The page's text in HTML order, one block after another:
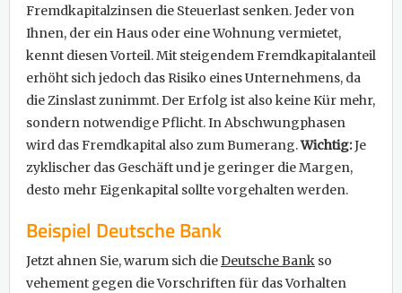
Fremdkapitalzinsen die Steuerlast senken. Jeder von
Ihnen, der ein Haus oder eine Wohnung vermietet,
kennt diesen Vorteil. Mit steigendem Fremdkapitalanteil
erhöht sich jedoch das Risiko eines Unternehmens, da
die Zinslast zunimmt. Der Erfolg ist also keine Kür mehr,
sondern notwendige Pflicht. In Abschwungphasen
wird das Fremdkapital also zum Bumerang.Wichtig:Je
zyklischer das Geschäft und je geringer die Margen,
desto mehr Eigenkapital sollte vorgehalten werden.
Beispiel Deutsche Bank
Jetzt ahnen Sie, warum sich dieDeutsche Bank so
vehement gegen die Vorschriften für das Vorhalten